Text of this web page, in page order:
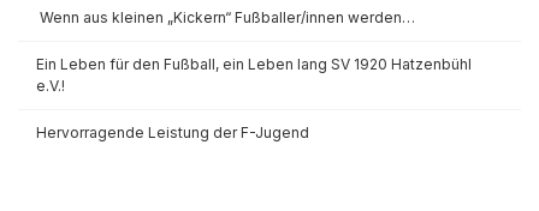
Wenn aus kleinen „Kickern“ Fußballer/innen werden…
Ein Leben für den Fußball, ein Leben lang SV 1920 Hatzenbühl
e.V.!
Hervorragende Leistung der F-Jugend